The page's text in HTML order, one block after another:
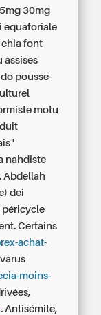
30mg
equatoriale
chia font
assises
pousse-
motu
'
nahdiste
Abdellah
dei
péricycle
Certains
achat-
moins-
. Antisémite,